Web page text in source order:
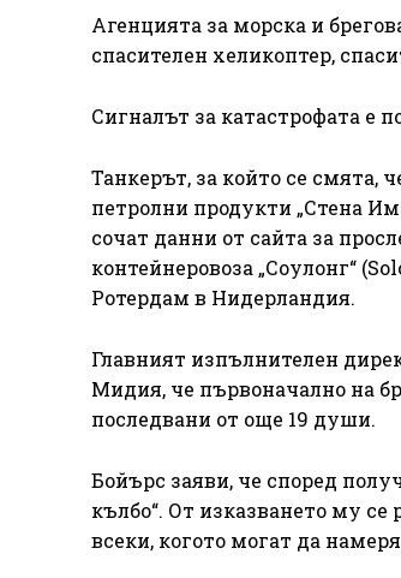
Агенцията за морска и
спасителен хеликоптер,
Сигналът за катастрофата е
Танкерът, за който се смята,
петролни продукти „Стена
сочат данни от сайта за
контейнеровоза „Соулонг“
Ротердам в Нидерландия.
Главният изпълнителен
Мидия, че първоначално на
последвани от още 19 души.
Бойърс заяви, че според
кълбо“. От изказването му се
всеки, когото могат да